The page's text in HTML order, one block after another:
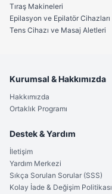
Tıraş Makineleri
Epilasyon ve Epilatör Cihazları
Tens Cihazı ve Masaj Aletleri
Kurumsal & Hakkımızda
Hakkımızda
Ortaklık Programı
Destek & Yardım
İletişim
Yardım Merkezi
Sıkça Sorulan Sorular (SSS)
Kolay İade & Değişim Politikası